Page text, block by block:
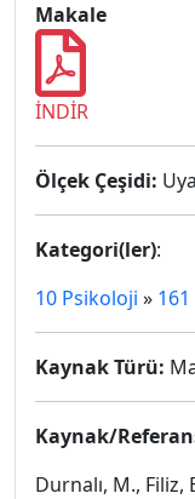
Makale
İNDİR
Ölçek Çeşidi:
Kategori(ler):
10 Psikoloji » 161
Kaynak Türü:
Kaynak/
Durnalı, M., Filiz,